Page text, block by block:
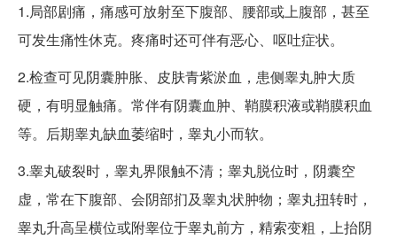
1.局部剧痛，痛感可放射至下腹部、腰部或上腹部，甚至
可发生痛性休克。疼痛时还可伴有恶心、呕吐症状。
2.检查可见阴囊肿胀、皮肤青紫淤血，患侧睾丸肿大质
硬，有明显触痛。常伴有阴囊血肿、鞘膜积液或鞘膜积血
等。后期睾丸缺血萎缩时，睾丸小而软。
3.睾丸破裂时，睾丸界限触不清；睾丸脱位时，阴囊空
虚，常在下腹部、会阴部扪及睾丸状肿物；睾丸扭转时，
睾丸升高呈横位或附睾位于睾丸前方，精索变粗，上抬阴